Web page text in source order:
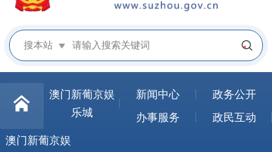
搜本站
澳门新葡京娱
乐城
新闻中心
政务公开
办事服务
政民互动
澳门新葡京娱